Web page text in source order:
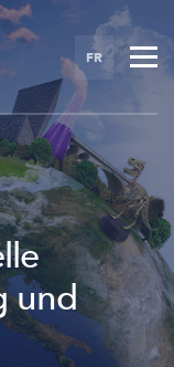
FR
und